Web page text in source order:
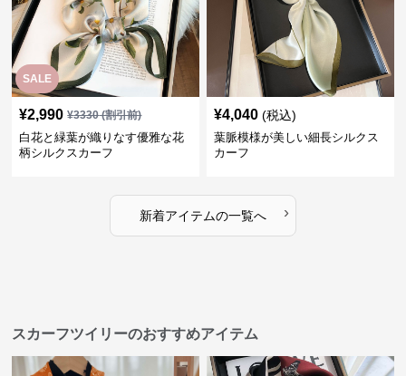
SALE
¥2,990 ¥3330(割引前)
白花と緑葉が織りなす優雅な花
柄シルクスカーフ
¥4,040 (税込)
葉脈模様が美しい細長シルクス
カーフ
新着アイテムの一覧へ ›
スカーフツイリーのおすすめアイテム